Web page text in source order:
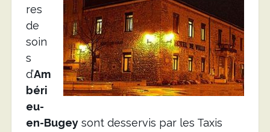
res
de
soin
s
d’Am
béri
eu-
en-Bugeysont desservis par les Taxis